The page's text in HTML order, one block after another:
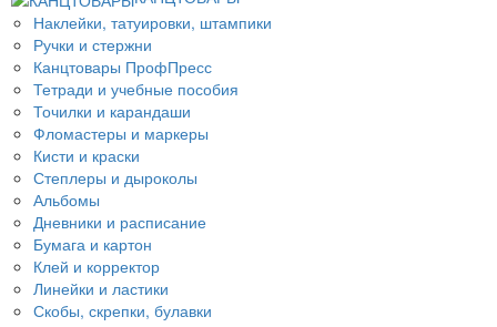
Наклейки, татуировки, штампики
Ручки и стержни
Канцтовары ПрофПресс
Тетради и учебные пособия
Точилки и карандаши
Фломастеры и маркеры
Кисти и краски
Степлеры и дыроколы
Альбомы
Дневники и расписание
Бумага и картон
Клей и корректор
Линейки и ластики
Скобы, скрепки, булавки